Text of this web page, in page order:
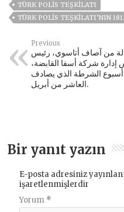
TÜRK POLIS TEŞKILATI
TÜRK POLIS TEŞKILATI’NIN
Previous
من آصاف أتاسوي، رئيس
شركة أسفا القابضة،
أسبوع الشرطة الذي يصادف
العاشر من أبريل.
Bir yanıt yazın
E-posta adresiniz
işaretlenmişlerdir
Yorum *